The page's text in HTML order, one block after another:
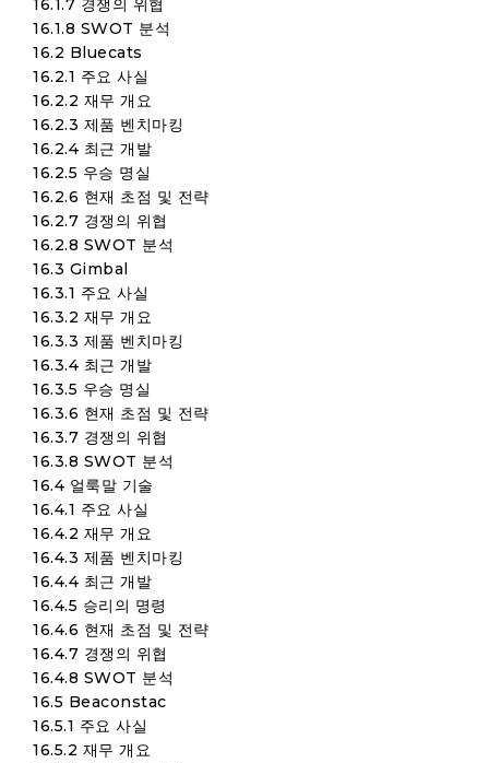
16.1.7 경쟁의 위협
16.1.8 SWOT 분석
16.2 Bluecats
16.2.1 주요 사실
16.2.2 재무 개요
16.2.3 제품 벤치마킹
16.2.4 최근 개발
16.2.5 우승 명실
16.2.6 현재 초점 및 전략
16.2.7 경쟁의 위협
16.2.8 SWOT 분석
16.3 Gimbal
16.3.1 주요 사실
16.3.2 재무 개요
16.3.3 제품 벤치마킹
16.3.4 최근 개발
16.3.5 우승 명실
16.3.6 현재 초점 및 전략
16.3.7 경쟁의 위협
16.3.8 SWOT 분석
16.4 얼룩말 기술
16.4.1 주요 사실
16.4.2 재무 개요
16.4.3 제품 벤치마킹
16.4.4 최근 개발
16.4.5 승리의 명령
16.4.6 현재 초점 및 전략
16.4.7 경쟁의 위협
16.4.8 SWOT 분석
16.5 Beaconstac
16.5.1 주요 사실
16.5.2 재무 개요